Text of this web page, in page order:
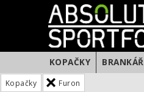
KOPAČKY BRANKÁŘ
Kopačky Furon